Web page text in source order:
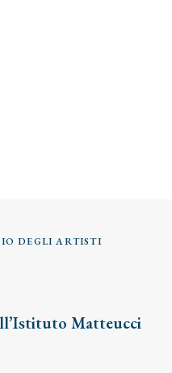
DEGLI ARTISTI
Matteucci